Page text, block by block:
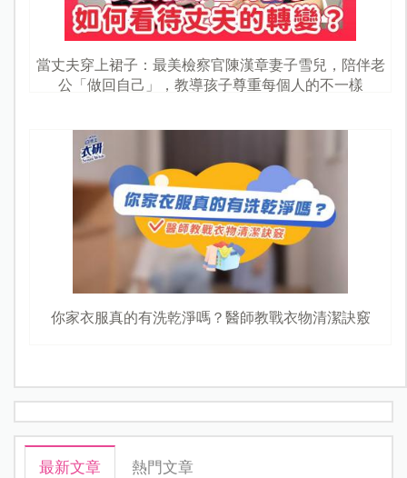
當丈夫穿上裙子：最美檢察官陳漢章妻子雪兒，陪伴老
公「做回自己」，教導孩子尊重每個人的不一樣
你家衣服真的有洗乾淨嗎？醫師教戰衣物清潔訣竅
最新文章 熱門文章